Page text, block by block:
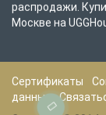
распродажи.
Москве на
Сертификаты
данных